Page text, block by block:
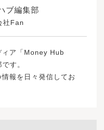
意しまし
件】※年
くらにし
資は長期
れるた
すすめし
イント
は投資可
は長期運
います。
のライン
「NISAと
れるのは
、旧NISA
ていま
そのた
用の提案
舗で行う
の中のす
、楽天証
んが、投
的な視点
制が整っ
10種類の
べていき
種類があ
ーンのイ
であると
社Fanが分
を保証し
の図にあ
枠」の2つ
ればよい
ができる
は、どの
使い分け
ースか考
たて投資
ブ編集部
社Fan
ィア「Money Hub
す。
報を日々発信してお